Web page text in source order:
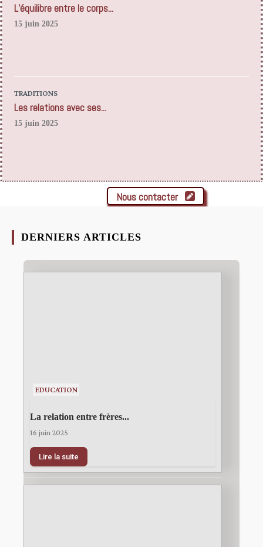
L’équilibre entre le corps...
15 juin 2025
TRADITIONS
Les relations avec ses...
15 juin 2025
Nous contacter
DERNIERS ARTICLES
EDUCATION
La relation entre frères...
16 juin 2025
Lire la suite